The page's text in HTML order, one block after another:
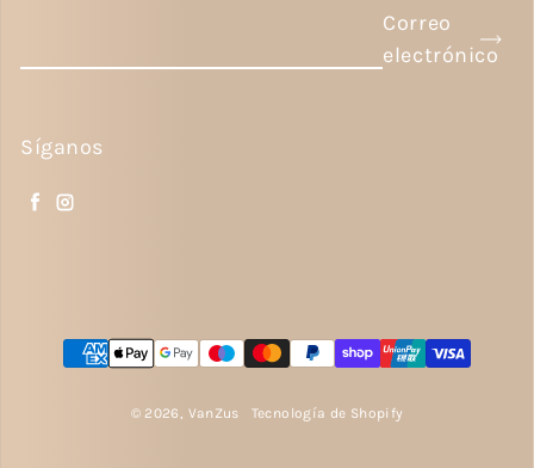
Correo
electrónico
Síganos
Facebook
Instagram
Métodos de pago
© 2026, VanZus Tecnología de Shopify